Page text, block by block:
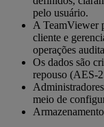
pelo usuário.
A TeamViewer
cliente e
operações
Os dados são
repouso (AES-
meio de